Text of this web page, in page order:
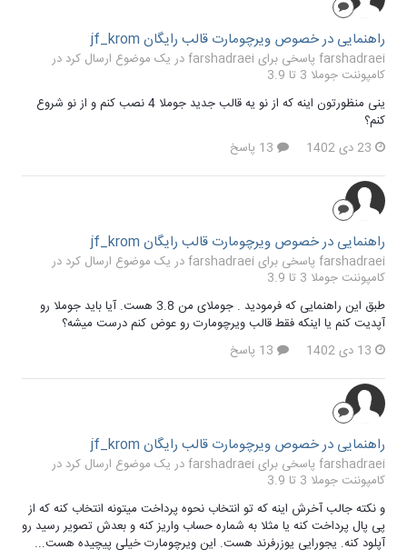
راهنمایی در خصوص ویرچومارت قالب رایگان jf_krom
farshadraei پاسخی برای farshadraei در یک موضوع ارسال کرد در
کامپوننت جوملا 3 تا 3.9
ینی منظورتون اینه که از نو یه قالب جدید جوملا 4 نصب کنم و از نو شروع
کنم؟
23 دی 1402
راهنمایی در خصوص ویرچومارت قالب رایگان jf_krom
farshadraei پاسخی برای farshadraei در یک موضوع ارسال کرد در
کامپوننت جوملا 3 تا 3.9
طبق این راهنمایی که فرمودید . جوملای من 3.8 هست. آیا باید جوملا رو
آپدیت کنم یا اینکه فقط قالب ویرچومارت رو عوض کنم درست میشه؟
13 دی 1402
راهنمایی در خصوص ویرچومارت قالب رایگان jf_krom
farshadraei پاسخی برای farshadraei در یک موضوع ارسال کرد در
کامپوننت جوملا 3 تا 3.9
و نکته جالب آخرش اینه که تو انتخاب نحوه پرداخت میتونه انتخاب کنه که از
پی پال پرداخت کنه یا مثلا به شماره حساب واریز کنه و بعدش تصویر رسید رو
آپلود کنه. یجورایی یوزرفرند هست. این ویرچومارت خیلی پیچیده هست...